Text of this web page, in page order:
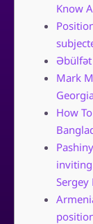
Know
Mark
How